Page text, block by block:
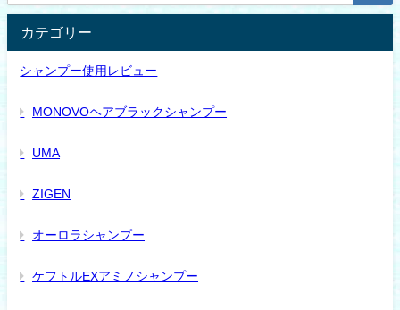
カテゴリー
シャンプー使用レビュー
MONOVOヘアブラックシャンプー
UMA
ZIGEN
オーロラシャンプー
ケフトルEXアミノシャンプー